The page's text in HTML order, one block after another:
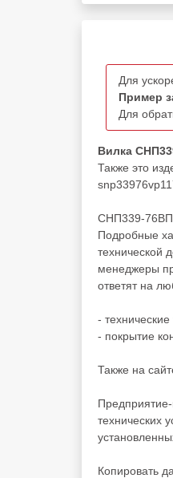
Для
Пример
Для
Вилка
Также это
СНП339-
Подробные
технической
менеджеры
ответят на
-
- покрытие
Также на
технических
Копировать